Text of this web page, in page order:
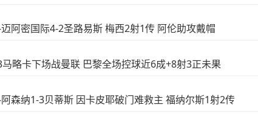
阿密国际4-2圣路易斯 梅西2射1传 阿伦助攻戴帽
略卡下场战曼联 巴黎全场控球近6成+8射3正未果
森纳1-3贝蒂斯 因卡皮耶破门难救主 福纳尔斯1射2传